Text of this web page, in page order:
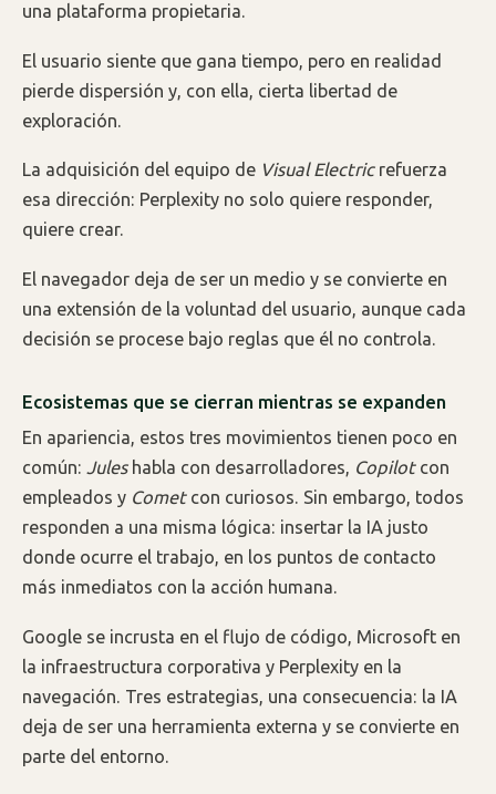
una plataforma propietaria.
El usuario siente que gana tiempo, pero en realidad
pierde dispersión y, con ella, cierta libertad de
exploración.
La adquisición del equipo de Visual Electricrefuerza
esa dirección: Perplexity no solo quiere responder,
quiere crear.
El navegador deja de ser un medio y se convierte en
una extensión de la voluntad del usuario, aunque cada
decisión se procese bajo reglas que él no controla.
Ecosistemas que se cierran mientras se expanden
En apariencia, estos tres movimientos tienen poco en
común: Juleshabla con desarrolladores, Copilotcon
empleados y Cometcon curiosos. Sin embargo, todos
responden a una misma lógica: insertar la IA justo
donde ocurre el trabajo, en los puntos de contacto
más inmediatos con la acción humana.
Google se incrusta en el flujo de código, Microsoft en
la infraestructura corporativa y Perplexity en la
navegación. Tres estrategias, una consecuencia: la IA
deja de ser una herramienta externa y se convierte en
parte del entorno.